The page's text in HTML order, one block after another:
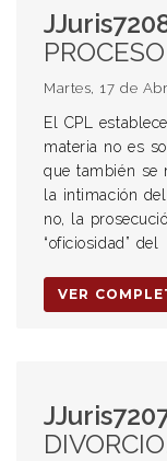
PROCESO LABORAL. Características. Oficiosidad. Interés de las
Martes, 17 de
El CPL
materia no es
que también se
la intimación
no, la
“oficiosidad” del
VER
DIVORCIO. Prueba. Valoración judicial. Causales. Causal objetiva. Demanda. Contestación.